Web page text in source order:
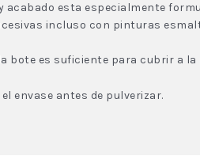
acabado esta especialmente
incluso con pinturas
bote es suficiente para cubrir a
envase antes de pulverizar.